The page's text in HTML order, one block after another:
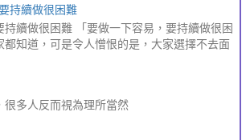
持續做很困難
持續做很困難 「要做一下容易，要持續做很困
都知道，可是令人憎恨的是，大家選擇不去面
很多人反而視為理所當然